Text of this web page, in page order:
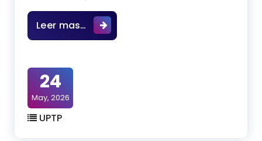
Leer mas… Desde la U.P.T.P Luis Mariano
24
May, 2026
UPTP